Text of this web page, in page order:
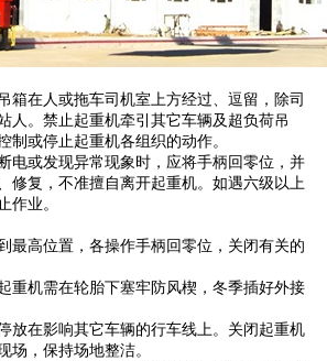
箱在人或拖车司机室上方经过、逗留，除司
人。禁止起重机牵引其它车辆及超负荷吊
制或停止起重机各组织的动作。
电或发现异常现象时，应将手柄回零位，并
修复，不准擅自离开起重机。如遇六级以上
作业。
最高位置，各操作手柄回零位，关闭有关的
重机需在轮胎下塞牢防风楔，冬季插好外接
放在影响其它车辆的行车线上。关闭起重机
场，保持场地整洁。